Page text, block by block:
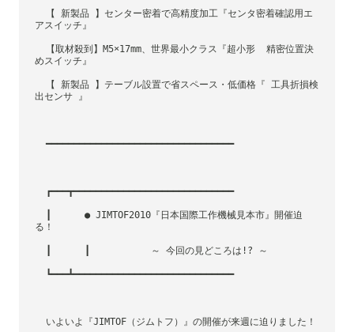
アスイッチ』
めスイッチ』
出センサ 』
  ━━━━━━━━━━━━━━━━━━━━━━━━━━━━━━━━━━
  ┏━━━┳━━━━━━━━━━━━━━━━━━━━━━━━━━━━━
る！
  ┃      ┃           ～ 今回の見どころは!? ～
  ┗━━━┻━━━━━━━━━━━━━━━━━━━━━━━━━━━━━
  いよいよ『JIMTOF（ジムトフ）』の開催が来週に迫りました！